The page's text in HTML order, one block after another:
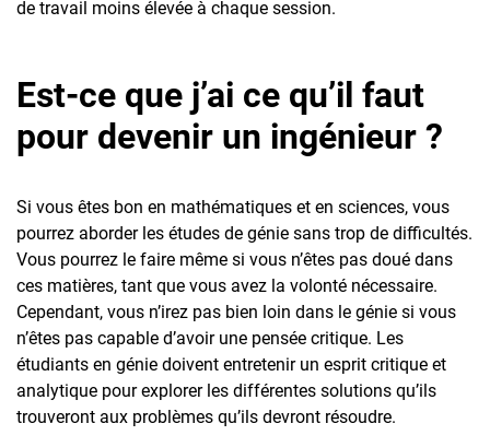
de travail moins élevée à chaque session.
Est-ce que j’ai ce qu’il faut
pour devenir un ingénieur ?
Si vous êtes bon en mathématiques et en sciences, vous
pourrez aborder les études de génie sans trop de difficultés.
Vous pourrez le faire même si vous n’êtes pas doué dans
ces matières, tant que vous avez la volonté nécessaire.
Cependant, vous n’irez pas bien loin dans le génie si vous
n’êtes pas capable d’avoir une pensée critique. Les
étudiants en génie doivent entretenir un esprit critique et
analytique pour explorer les différentes solutions qu’ils
trouveront aux problèmes qu’ils devront résoudre.